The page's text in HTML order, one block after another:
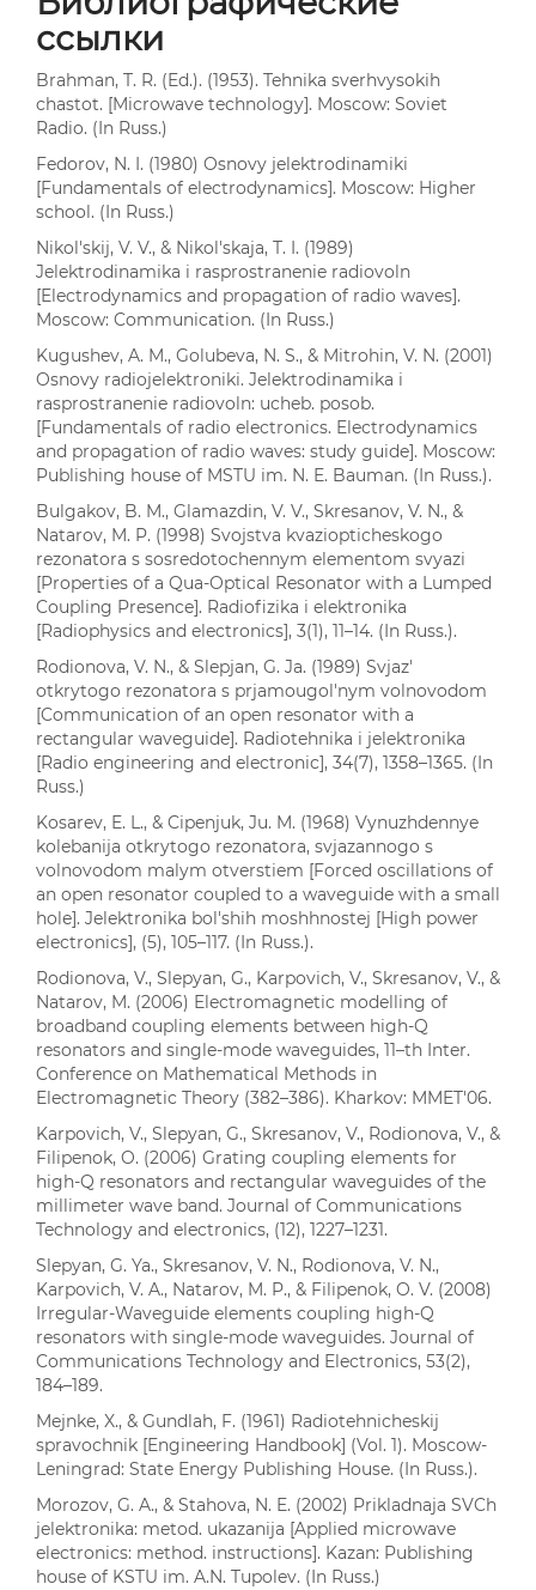
ссылки
Brahman, T. R. (Ed.). (1953). Tehnika sverhvysokih
chastot. [Microwave technology]. Moscow: Soviet
Radio. (In Russ.)
Fedorov, N. I. (1980) Osnovy jelektrodinamiki
[Fundamentals of electrodynamics]. Moscow: Higher
school. (In Russ.)
Nikol'skij, V. V., & Nikol'skaja, T. I. (1989)
Jelektrodinamika i rasprostranenie radiovoln
[Electrodynamics and propagation of radio waves].
Moscow: Communication. (In Russ.)
Kugushev, A. M., Golubeva, N. S., & Mitrohin, V. N. (2001)
Osnovy radiojelektroniki. Jelektrodinamika i
rasprostranenie radiovoln: ucheb. posob.
[Fundamentals of radio electronics. Electrodynamics
and propagation of radio waves: study guide]. Moscow:
Publishing house of MSTU im. N. E. Bauman. (In Russ.).
Bulgakov, B. M., Glamazdin, V. V., Skresanov, V. N., &
Natarov, M. P. (1998) Svojstva kvaziopticheskogo
rezonatora s sosredotochennym elementom svyazi
[Properties of a Qua-Optical Resonator with a Lumped
Coupling Presence]. Radiofizika i elektronika
[Radiophysics and electronics], 3(1), 11–14. (In Russ.).
Rodionova, V. N., & Slepjan, G. Ja. (1989) Svjaz'
otkrytogo rezonatora s prjamougol'nym volnovodom
[Communication of an open resonator with a
rectangular waveguide]. Radiotehnika i jelektronika
[Radio engineering and electronic], 34(7), 1358–1365. (In
Russ.)
Kosarev, E. L., & Cipenjuk, Ju. M. (1968) Vynuzhdennye
kolebanija otkrytogo rezonatora, svjazannogo s
volnovodom malym otverstiem [Forced oscillations of
an open resonator coupled to a waveguide with a small
hole]. Jelektronika bol'shih moshhnostej [High power
electronics], (5), 105–117. (In Russ.).
Rodionova, V., Slepyan, G., Karpovich, V., Skresanov, V., &
Natarov, M. (2006) Electromagnetic modelling of
broadband coupling elements between high-Q
resonators and single-mode waveguides, 11–th Inter.
Conference on Mathematical Methods in
Electromagnetic Theory (382–386). Kharkov: MMET'06.
Karpovich, V., Slepyan, G., Skresanov, V., Rodionova, V., &
Filipenok, O. (2006) Grating coupling elements for
high-Q resonators and rectangular waveguides of the
millimeter wave band. Journal of Communications
Technology and electronics, (12), 1227–1231.
Slepyan, G. Ya., Skresanov, V. N., Rodionova, V. N.,
Karpovich, V. A., Natarov, M. P., & Filipenok, O. V. (2008)
Irregular-Waveguide elements coupling high-Q
resonators with single-mode waveguides. Journal of
Communications Technology and Electronics, 53(2),
184–189.
Mejnke, X., & Gundlah, F. (1961) Radiotehnicheskij
spravochnik [Engineering Handbook] (Vol. 1). Moscow-
Leningrad: State Energy Publishing House. (In Russ.).
Morozov, G. A., & Stahova, N. E. (2002) Prikladnaja SVCh
jelektronika: metod. ukazanija [Applied microwave
electronics: method. instructions]. Kazan: Publishing
house of KSTU im. A.N. Tupolev. (In Russ.)